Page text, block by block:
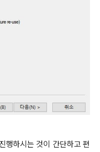
행하시는 것이 간단하고 편